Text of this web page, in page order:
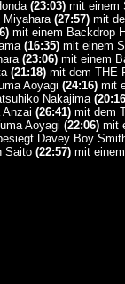
(23:03)mit einem
(27:57)mit
mit einem Backdrop
(16:35)mit einem
(23:06)mit einem
(21:18)mit dem THE
Aoyagi (24:16)mit
Nakajima
Anzai (26:41)mit dem
Aoyagi (22:06)mit
Davey Boy
Saito (22:57)mit einem